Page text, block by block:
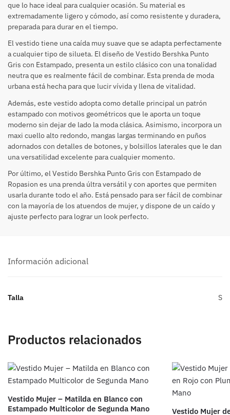
que lo hace ideal para cualquier ocasión. Su material es
extremadamente ligero y cómodo, así como resistente y duradera,
preparada para durar en el tiempo.
El vestido tiene una caída muy suave que se adapta perfectamente
a cualquier tipo de silueta. El diseño de Vestido Bershka Punto
Gris con Estampado, presenta un estilo clásico con una tonalidad
neutra que es realmente fácil de combinar. Esta prenda de moda
urbana está hecha para que lucir vívida y llena de vitalidad.
Además, este vestido adopta como detalle principal un patrón
estampado con motivos geométricos que le aporta un toque
moderno sin dejar de lado la moda clásica. Asimismo, incorpora un
maxi cuello alto redondo, mangas largas terminando en puños
adornados con detalles de botones, y bolsillos laterales que le dan
una versatilidad excelente para cualquier momento.
Por último, el Vestido Bershka Punto Gris con Estampado de
Ropasion es una prenda últra versátil y con aportes que permiten
usarla durante todo el año. Está pensado para ser fácil de combinar
con la mayoría de los atuendos de mujer, y dispone de un caído y
ajuste perfecto para lograr un look perfecto.
Información adicional
Talla S
Productos relacionados
Vestido Mujer – Matilda en Blanco con
Estampado Multicolor de Segunda Mano
Vestido Mujer